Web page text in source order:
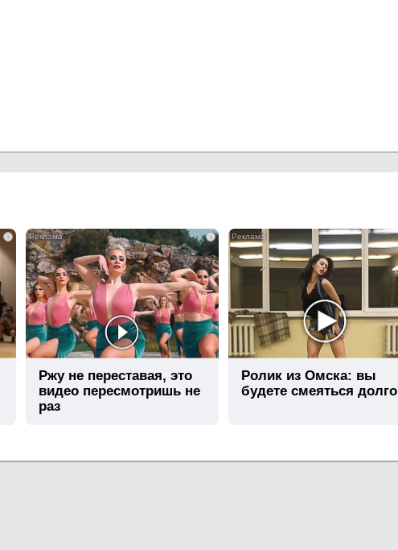
i i
Ржу не переставая, это
видео пересмотришь не
раз
Ролик из Омска: вы
будете смеяться долго